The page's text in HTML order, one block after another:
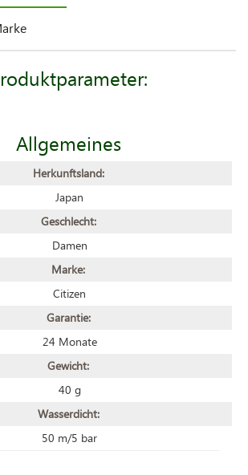
Allgemeines
Herkunftsland:
Japan
Geschlecht:
Damen
Marke:
Citizen
Garantie:
24 Monate
Gewicht:
40 g
Wasserdicht:
50 m/5 bar